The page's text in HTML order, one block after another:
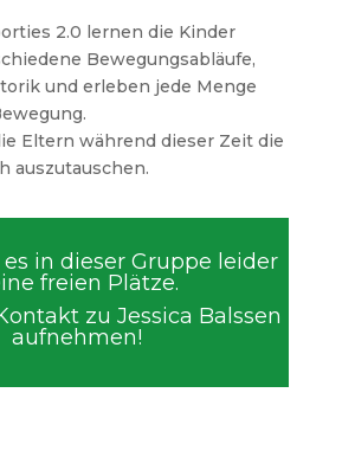
2.0 lernen die Kinder
Bewegungsabläufe,
und erleben jede Menge
Eltern während dieser Zeit die
auszutauschen.
in dieser Gruppe leider
freien Plätze.
zu Jessica Balssen
aufnehmen!